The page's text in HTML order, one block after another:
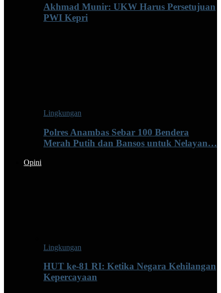
Akhmad Munir: UKW Harus Persetujuan
PWI Kepri
Lingkungan
Polres Anambas Sebar 100 Bendera
Merah Putih dan Bansos untuk Nelayan…
Opini
Lingkungan
HUT ke-81 RI: Ketika Negara Kehilangan
Kepercayaan